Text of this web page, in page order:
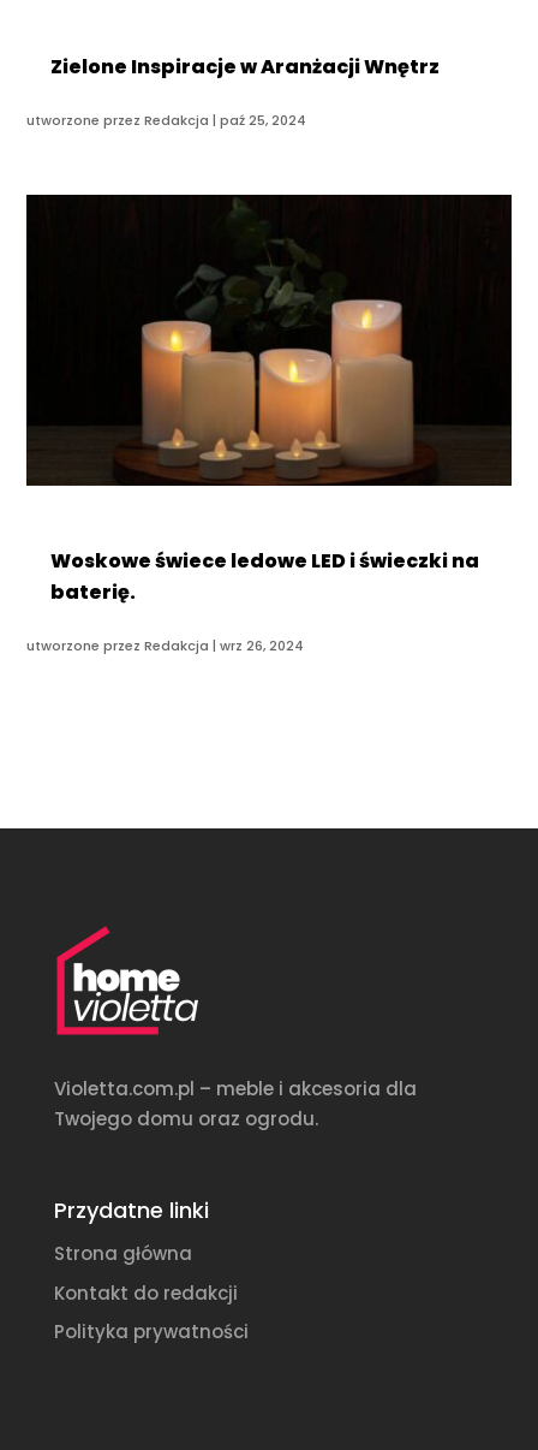
Zielone Inspiracje w Aranżacji Wnętrz
utworzone przezRedakcja |paź 25, 2024
Woskowe świece ledowe LED i świeczki na
baterię.
utworzone przezRedakcja |wrz 26, 2024
Violetta.com.pl – meble i akcesoria dla
Twojego domu oraz ogrodu.
Przydatne linki
Strona główna
Kontakt do redakcji
Polityka prywatności